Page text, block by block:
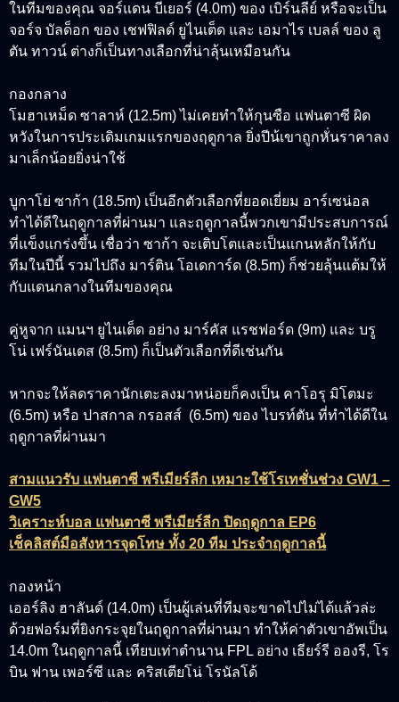
ในทีมของคุณ จอร์แดน บีเยอร์ (4.0m) ของ เบิร์นลีย์ หรือจะเป็น
จอร์จ บัลด็อก ของ เชฟฟิลด์ ยูไนเต็ด และ เอมาไร เบลล์ ของ ลู
ตัน ทาวน์ ต่างก็เป็นทางเลือกที่น่าลุ้นเหมือนกัน
กองกลาง
โมฮาเหม็ด ซาลาห์ (12.5m)ไม่เคยทำให้กุนซือ แฟนตาซี ผิด
หวังในการประเดิมเกมแรกของฤดูกาล ยิ่งปีน้เขาถูกหั่นราคาลง
มาเล็กน้อยยิ่งน่าใช้
บูกาโย่ ซาก้า (18.5m) เป็นอีกตัวเลือกที่ยอดเยี่ยม อาร์เซน่อล
ทำได้ดีในฤดูกาลที่ผ่านมา และฤดูกาลนี้พวกเขามีประสบการณ์
ที่แข็งแกร่งขึ้น เชื่อว่า ซาก้า จะเติบโตและเป็นแกนหลักให้กับ
ทีมในปีนี้ รวมไปถึง มาร์ติน โอเดการ์ด (8.5m) ก็ช่วยลุ้นแต้มให้
กับแดนกลางในทีมของคุณ
คู่หูจาก แมนฯ ยูไนเต็ด อย่าง มาร์คัส แรชฟอร์ด (9m) และ บรู
โน่ เฟร์นันเดส (8.5m) ก็เป็นตัวเลือกที่ดีเช่นกัน
หากจะให้ลดราคานักเตะลงมาหน่อยก็คงเป็น คาโอรุ มิโตมะ
(6.5m) หรือ ปาสกาล กรอสส์ (6.5m) ของ ไบรท์ตัน ที่ทำได้ดีใน
ฤดูกาลที่ผ่านมา
สามแนวรับ แฟนตาซี พรีเมียร์ลีก เหมาะใช้โรเทชั่นช่วง GW1 –
GW5
วิเคราะห์บอล แฟนตาซี พรีเมียร์ลีก ปิดฤดูกาล EP6
เช็คลิสต์มือสังหารจุดโทษ ทั้ง 20 ทีม ประจำฤดูกาลนี้
กองหน้า
เออร์ลิง ฮาลันด์ (14.0m) เป็นผู้เล่นที่ทีมจะขาดไปไม่ได้แล้วล่ะ
ด้วยฟอร์มที่ยิงกระจุยในฤดูกาลที่ผ่านมา ทำให้ค่าตัวเขาอัพเป็น
14.0m ในฤดูกาลนี้ เทียบเท่าตำนาน FPL อย่าง เธียร์รี อองรี, โร
บิน ฟาน เพอร์ซี และ คริสเตียโน่ โรนัลโด้